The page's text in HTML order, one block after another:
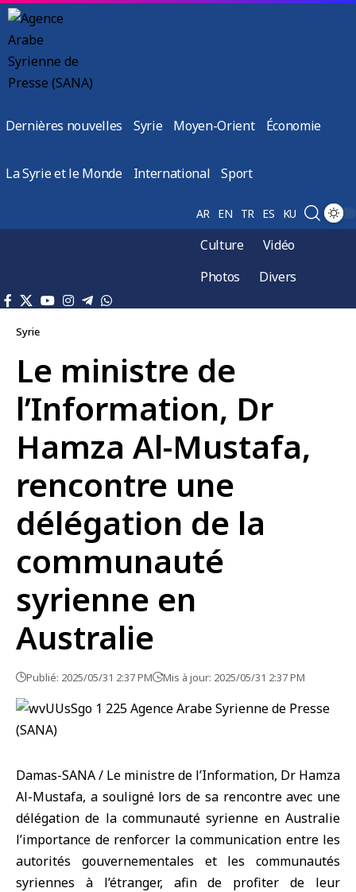
Dernières nouvelles Syrie Moyen-Orient Économie
La Syrie et le Monde International Sport
AR EN TR ES KU
Culture
Vidéo
Photos
Divers
Syrie
Le ministre de
l’Information, Dr
Hamza Al-Mustafa,
rencontre une
délégation de la
communauté
syrienne en
Australie
Publié: 2025/05/31 2:37 PM Mis à jour: 2025/05/31 2:37 PM
Damas-SANA / Le ministre de l’Information, Dr Hamza
Al-Mustafa, a souligné lors de sa rencontre avec une
délégation de la communauté syrienne en Australie
l’importance de renforcer la communication entre les
autorités gouvernementales et les communautés
syriennes à l’étranger, afin de profiter de leur